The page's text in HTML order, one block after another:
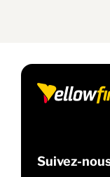
Suivez-